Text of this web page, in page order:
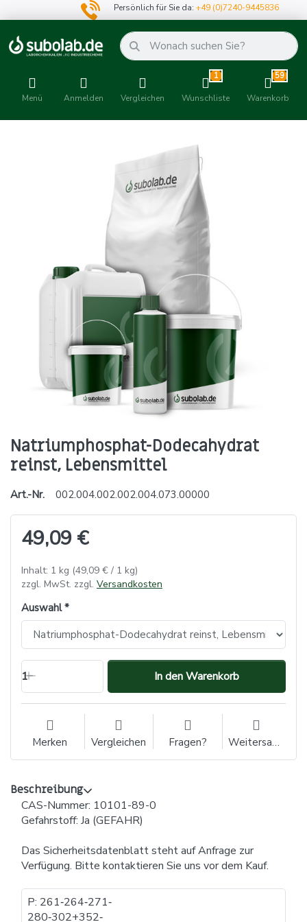
Persönlich für Sie da:+49 (0)7240-9445836
Menü Anmelden Vergleichen
1
Wunschliste
59
Warenkorb
Natriumphosphat-Dodecahydrat
reinst, Lebensmittel
Art.-Nr. 002.004.002.002.004.073.00000
49,09 €
Inhalt: 1 kg (49,09 € / 1 kg)
zzgl. MwSt. zzgl. Versandkosten
Auswahl
1 In den Warenkorb
Merken Vergleichen Fragen? Weitersagen
Beschreibung
CAS-Nummer: 10101-89-0
Gefahrstoff: Ja (GEFAHR)
Das Sicherheitsdatenblatt steht auf Anfrage zur
Verfügung. Bitte kontaktieren Sie uns vor dem Kauf.
P: 261​‐​264​‐​271​‐​
280​‐​302+352​‐​